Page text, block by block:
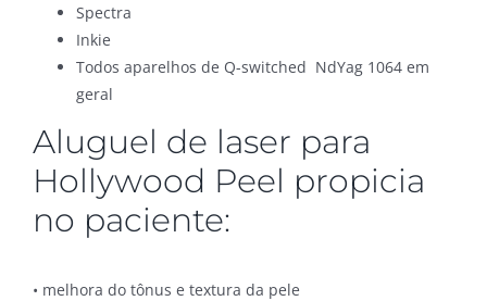
Spectra
Inkie
Todos aparelhos de Q-switched NdYag 1064 em
geral
Aluguel de laser para
Hollywood Peel propicia
no paciente:
• melhora do tônus e textura da pele